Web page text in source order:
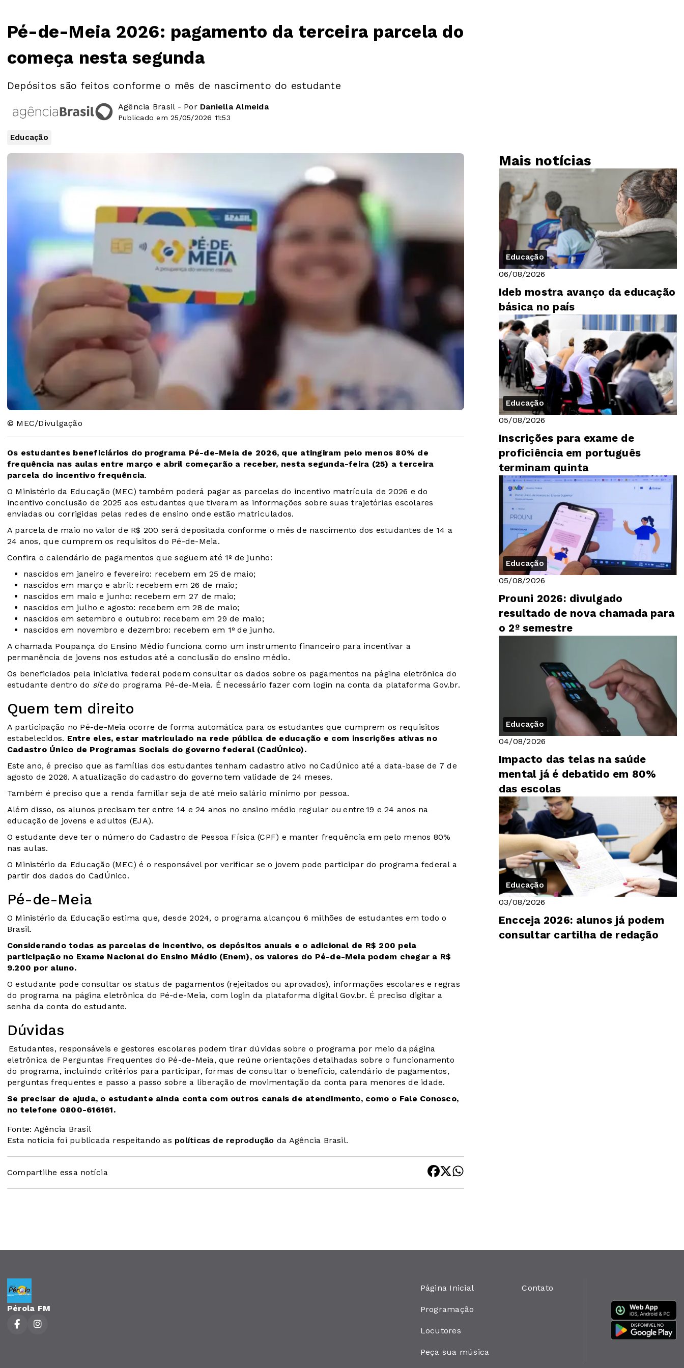
Pé-de-Meia 2026: pagamento da terceira parcela do
começa nesta segunda
Depósitos são feitos conforme o mês de nascimento do estudante
Agência Brasil - Por Daniella Almeida
Publicado em 25/05/2026 11:53
Educação
© MEC/Divulgação
Os estudantes beneficiários do programa Pé-de-Meia de 2026, que atingiram pelo menos 80% de
frequência nas aulas entre março e abril começarão a receber, nesta segunda-feira (25) a terceira
parcela do incentivo frequência.
O Ministério da Educação (MEC) também poderá pagar as parcelas do incentivo matrícula de 2026 e do
incentivo conclusão de 2025 aos estudantes que tiveram as informações sobre suas trajetórias escolares
enviadas ou corrigidas pelas redes de ensino onde estão matriculados.
A parcela de maio no valor de R$ 200 será depositada conforme o mês de nascimento dos estudantes de 14 a
24 anos, que cumprem os requisitos do Pé-de-Meia.
Confira o calendário de pagamentos que seguem até 1º de junho:
nascidos em janeiro e fevereiro: recebem em 25 de maio;
nascidos em março e abril: recebem em 26 de maio;
nascidos em maio e junho: recebem em 27 de maio;
nascidos em julho e agosto: recebem em 28 de maio;
nascidos em setembro e outubro: recebem em 29 de maio;
nascidos em novembro e dezembro: recebem em 1º de junho.
A chamada Poupança do Ensino Médio funciona como um instrumento financeiro para incentivar a
permanência de jovens nos estudos até a conclusão do ensino médio.
Os beneficiados pela iniciativa federal podem consultar os dados sobre os pagamentos na página eletrônica do
estudante dentro do sitedo programa Pé-de-Meia. É necessário fazer com login na conta da plataformaGov.br.
Quem tem direito
A participação no Pé-de-Meia ocorre de forma automática para os estudantes que cumprem os requisitos
estabelecidos. Entre eles, estar matriculado na rede pública de educação e com inscrições ativas no
Cadastro Único de Programas Sociais do governo federal (CadÚnico).
Este ano, é preciso que as famílias dos estudantes tenham cadastro ativo no CadÚnico até a data-base de 7 de
agosto de 2026. A atualização do cadastro do governo tem validade de 24 meses.
Também é preciso que a renda familiar seja de até meio salário mínimo por pessoa.
Além disso, os alunos precisam ter entre 14 e 24 anos no ensino médio regular ou entre 19 e 24 anos na
educação de jovens e adultos (EJA).
O estudante deve ter o número do Cadastro de Pessoa Física (CPF) e manter frequência em pelo menos 80%
nas aulas.
O Ministério da Educação (MEC) é o responsável por verificar se o jovem pode participar do programa federal a
partir dos dados do CadÚnico.
Pé-de-Meia
O Ministério da Educação estima que, desde 2024, o programa alcançou 6 milhões de estudantes em todo o
Brasil.
Considerando todas as parcelas de incentivo, os depósitos anuais e o adicional de R$ 200 pela
participação no Exame Nacional do Ensino Médio (Enem), os valores do Pé-de-Meia podem chegar a R$
9.200 por aluno.
O estudante pode consultar os status de pagamentos (rejeitados ou aprovados), informações escolares e regras
do programa na página eletrônica do Pé-de-Meia, com login da plataforma digital Gov.br. É preciso digitar a
senha da conta do estudante.
Dúvidas
Estudantes, responsáveis e gestores escolares podem tirar dúvidas sobre o programa por meio da página
eletrônica de Perguntas Frequentes do Pé-de-Meia, que reúne orientações detalhadas sobre o funcionamento
do programa, incluindo critérios para participar, formas de consultar o benefício, calendário de pagamentos,
perguntas frequentes e passo a passo sobre a liberação de movimentação da conta para menores de idade.
Se precisar de ajuda, o estudante ainda conta com outros canais de atendimento, como o Fale Conosco,
no telefone 0800-616161.
Fonte: Agência Brasil
Esta notícia foi publicada respeitando as políticas de reprodução da Agência Brasil.
Compartilhe essa notícia
Mais notícias
Educação
06/08/2026
Ideb mostra avanço da educação
básica no país
Educação
05/08/2026
Inscrições para exame de
proficiência em português
terminam quinta
Educação
05/08/2026
Prouni 2026: divulgado
resultado de nova chamada para
o 2º semestre
Educação
04/08/2026
Impacto das telas na saúde
mental já é debatido em 80%
das escolas
Educação
03/08/2026
Encceja 2026: alunos já podem
consultar cartilha de redação
Pérola FM
Página Inicial
Programação
Locutores
Peça sua música
Contato